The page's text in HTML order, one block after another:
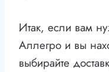
Итак, если вам
Аллегро и вы
выбирайте